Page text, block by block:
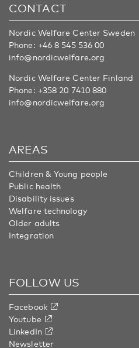
CONTACT
Nordic Welfare Center Sweden
Phone: +46 8 545 536 00
info@nordicwelfare.org
Nordic Welfare Center Finland
Phone: +358 20 7410 880
info@nordicwelfare.org
AREAS
Children & Young people
Public health
Disability issues
Welfare technology
Older adults
Integration
FOLLOW US
Facebook
Youtube
LinkedIn
Newsletter